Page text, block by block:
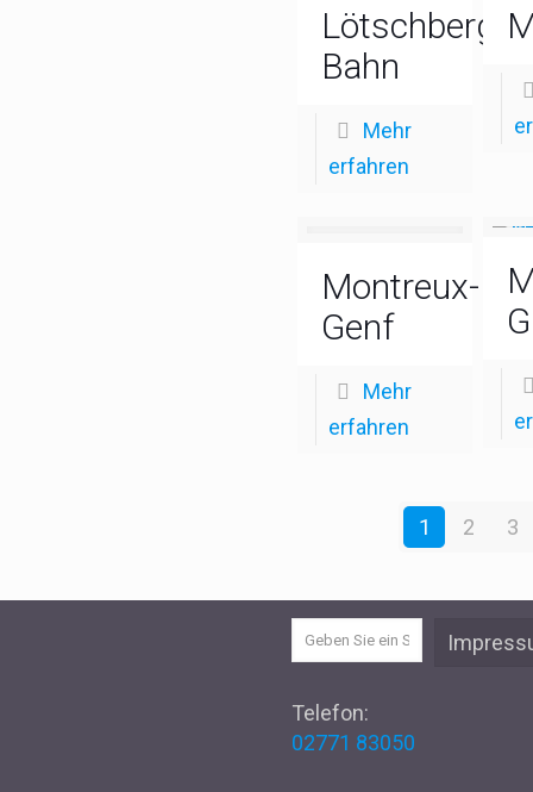
Lötschberg
Bahn
Mehr
erfahren
Montreux-
Genf
Mehr
erfahren
1 2 3
Telefon:
02771 83050